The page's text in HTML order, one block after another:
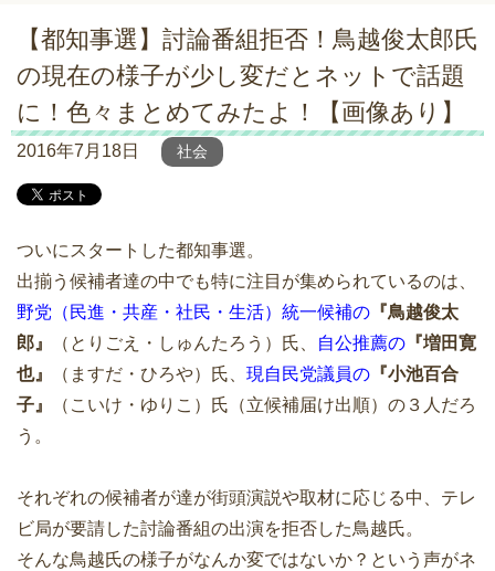
【都知事選】討論番組拒否！鳥越俊太郎氏
の現在の様子が少し変だとネットで話題
に！色々まとめてみたよ！【画像あり】
2016年7月18日 社会
ついにスタートした都知事選。
出揃う候補者達の中でも特に注目が集められているのは、
野党（民進・共産・社民・生活）統一候補の 『鳥越俊太
郎』
（とりごえ・しゅんたろう）氏、 自公推薦の 『増田寛
也』
（ますだ・ひろや）氏、 現自民党議員の 『小池百合
子』
（こいけ・ゆりこ）氏（立候補届け出順）の３人だろ
う。
それぞれの候補者が達が街頭演説や取材に応じる中、テレ
ビ局が要請した討論番組の出演を拒否した鳥越氏。
そんな鳥越氏の様子がなんか変ではないか？という声がネ